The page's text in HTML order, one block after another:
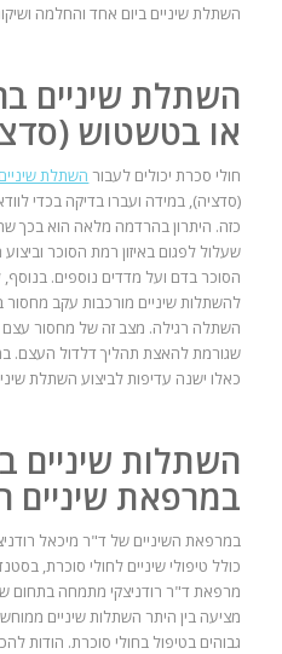
השתלת שיניים ביום אחד והחלמה
השתלת שיניים
או בטשטוש
חולי סכרת יכולים לעבור השתלת
(סדציה), במידה ועברו בדיקה בכדי
כזה. היתרון בהרדמה מלאה הוא בכך
שעלול לפגום באיזון רמת הסוכר
הסוכר בדם ועל מדדים נוספים. בנוסף,
להשתלות שיניים מורכבות עקב
השתלה רגילה. מצב זה של מחסור
שגורמת להאצת תהליך דלדול העצם.
כאלו ישנה עדיפות לביצוע השתלת
השתלות שיניים
במרפאת שיניים
במרפאת השיניים של ד"ר מיכאל
כולל טיפולי שיניים לחולי סוכרת,
מרפאת ד"ר רודניצקי מתמחה בתחום
מציעה בין היתר השתלות שיניים
גבוהים בטיפול בחולי סוכרת. הודות